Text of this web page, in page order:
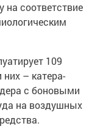
на соответствие
109
них – катера-
с боновыми
на воздушных